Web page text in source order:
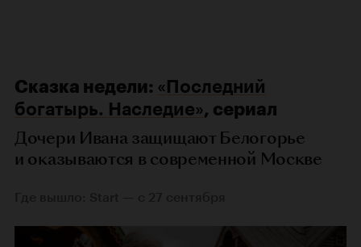
Сказка недели: «Последний
богатырь. Наследие», сериал
Дочери Ивана защищают Белогорье
и оказываются в современной Москве